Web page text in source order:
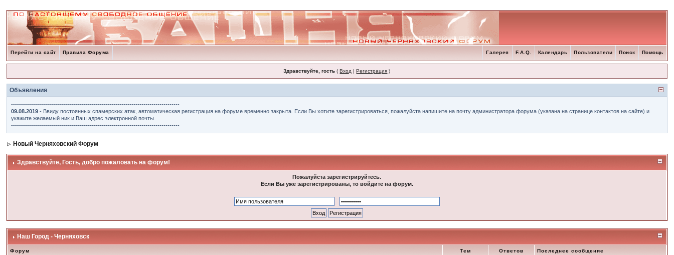
Перейти на сайт Правила Форума Помощь
Поиск
Пользователи
Календарь
F.A.Q.
Галерея
Здравствуйте, гость (Вход |Регистрация )
Объявления
------------------------------------------------------------------------------------
09.08.2019 - Ввиду постоянных спамерских атак, автоматическая регистрация на форуме временно закрыта. Если Вы хотите зарегистрироваться, пожалуйста напишите на почту администратора форума (указана на странице контактов на сайте) и
укажите желаемый ник и Ваш адрес электронной почты.
------------------------------------------------------------------------------------
Новый Черняховский Форум
Здравствуйте, Гость, добро пожаловать на форум!
Пожалуйста зарегистрируйтесь.
Если Вы уже зарегистрированы, то войдите на форум.
Наш Город - Черняховск
Форум Тем Ответов Последнее сообщение